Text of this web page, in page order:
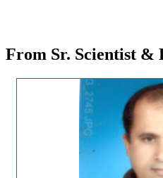
From Sr. Scientist &